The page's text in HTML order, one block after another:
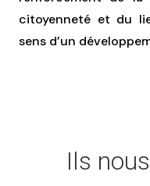
citoyenneté et du
sens d’un
Ils